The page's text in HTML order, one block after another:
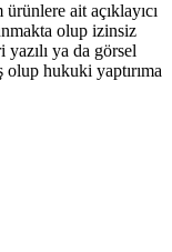
ait açıklayıcı
olup izinsiz
yazılı ya da görsel
olup hukuki yaptırıma